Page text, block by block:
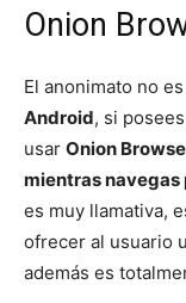
Onion
El anonimato no
Android, si
usar Onion
mientras navegas
es muy llamativa,
ofrecer al usuario
además es